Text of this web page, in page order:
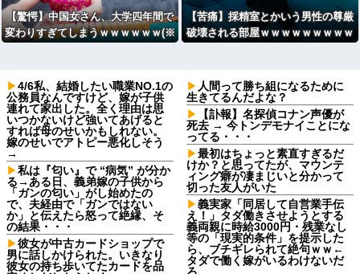
【驚愕】中国女さん、大学四年間で
変わりすぎてしまうｗｗｗｗｗｗ(※
【苦痛】採精室とかいう男性の尊厳
破壊される部屋ｗｗｗｗｗｗｗｗｗ
4/6私、結婚したい職業NO.1の
公務員なんですけど、嫁が子供
連れて家出した。全く理由は思
いつかないけど強いてあげると
すれば母のせいかもしれない。
嫁のせいでアトピー悪化しそう
→
私は『匂い』で “病気” が分か
る→ある日、義弟嫁の子供から
「ガンの匂い」がし始めたの
で、夫経由で「ガンではない
か」と伝えたら怒って絶縁、そ
の結果・・・
彼女が中古カードショップで
男に話しかけられた。いきなり
彼女の持ち歩いてたカードを品
人間って勝ち組になるために
生きてるんだよな？
【訃報】名探偵コナン声優が
死去 → 今トンデモナイことにな
ってる・・・
最初はちょっと素直すぎるだ
けか？と思ってたが、マウンテ
ィング癖が凄まじいと分かって
切った友人がいた
義実家「同居して自営業手伝
え！」タダ働きさせようとする
義両親に時給3000円・残業なし
等の「現実的条件」を提示した
ら、ブチギレられて絶句ｗｗ←
タダで働く嫁がいるわけないだ